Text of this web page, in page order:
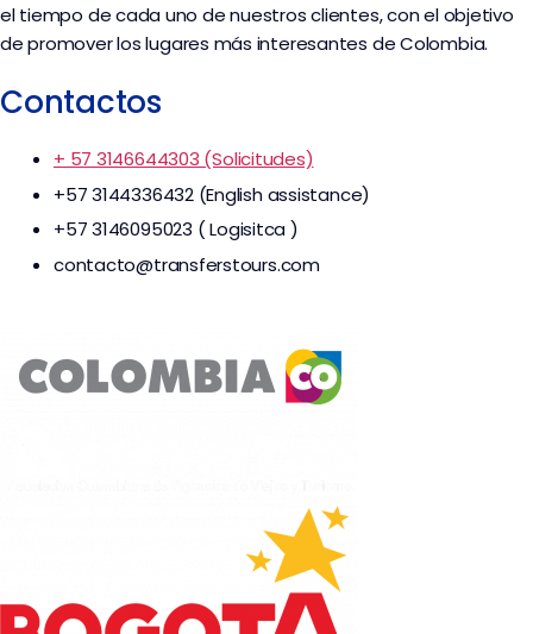
el tiempo de cada uno de nuestros clientes, con el objetivo
de promover los lugares más interesantes de Colombia.
Contactos
+ 57 3146644303 (Solicitudes)
+57 3144336432 (English assistance)
+57 3146095023 ( Logisitca )
contacto@transferstours.com